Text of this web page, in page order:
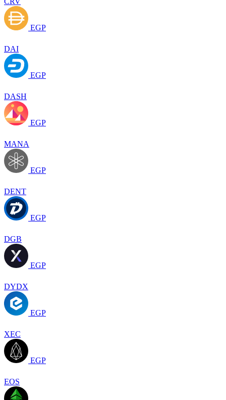
EGP
DAI
EGP
DASH
EGP
MANA
EGP
DENT
EGP
DGB
EGP
DYDX
EGP
XEC
EGP
EOS